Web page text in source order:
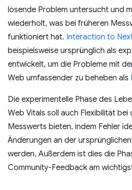
lösende Problem untersucht und
wiederholt, was bei früheren
funktioniert hat. Interaction to
beispielsweise ursprünglich als
entwickelt, um die Probleme mit
Web umfassender zu beheben als
Die experimentelle Phase des
Web Vitals soll auch Flexibilität bei
Messwerts bieten, indem Fehler
Änderungen an der
werden. Außerdem ist dies die
Community-Feedback am